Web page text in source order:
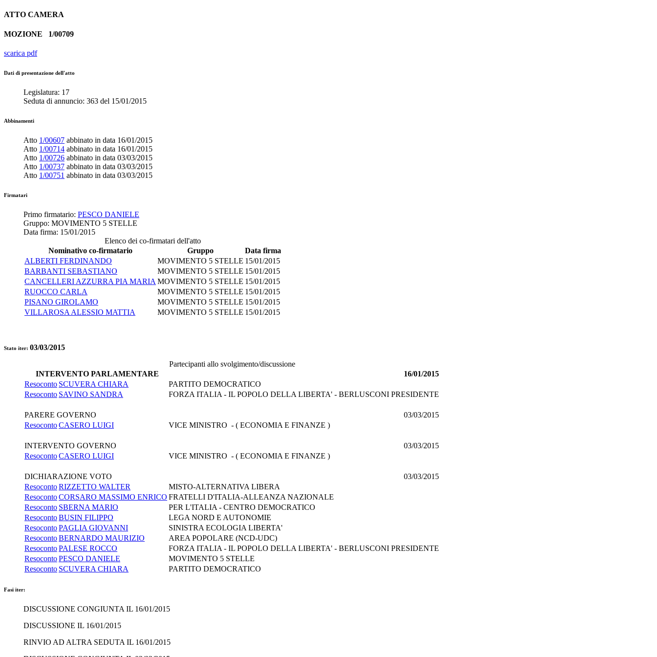
ATTO CAMERA
MOZIONE 1/00709
scarica pdf
Dati di presentazione dell'atto
Legislatura: 17
Seduta di annuncio: 363 del 15/01/2015
Abbinamenti
Atto 1/00607 abbinato in data 16/01/2015
Atto 1/00714 abbinato in data 16/01/2015
Atto 1/00726 abbinato in data 03/03/2015
Atto 1/00737 abbinato in data 03/03/2015
Atto 1/00751 abbinato in data 03/03/2015
Firmatari
Primo firmatario: PESCO DANIELE
Gruppo: MOVIMENTO 5 STELLE
Data firma: 15/01/2015
Elenco dei co-firmatari dell'atto
Nominativo co-firmatario
Gruppo
Data firma
ALBERTI FERDINANDO
MOVIMENTO 5 STELLE 15/01/2015
BARBANTI SEBASTIANO
MOVIMENTO 5 STELLE 15/01/2015
CANCELLERI AZZURRA PIA MARIA MOVIMENTO 5 STELLE 15/01/2015
RUOCCO CARLA
MOVIMENTO 5 STELLE 15/01/2015
PISANO GIROLAMO
MOVIMENTO 5 STELLE 15/01/2015
VILLAROSA ALESSIO MATTIA
MOVIMENTO 5 STELLE 15/01/2015
Stato iter: 03/03/2015
Partecipanti allo svolgimento/discussione
INTERVENTO PARLAMENTARE
16/01/2015
Resoconto SCUVERA CHIARA
PARTITO DEMOCRATICO
Resoconto SAVINO SANDRA FORZA ITALIA - IL POPOLO DELLA LIBERTA' - BERLUSCONI PRESIDENTE
PARERE GOVERNO
03/03/2015
ResocontoCASERO LUIGI VICE MINISTRO - ( ECONOMIA E FINANZE )
INTERVENTO GOVERNO
03/03/2015
ResocontoCASERO LUIGI VICE MINISTRO - ( ECONOMIA E FINANZE )
DICHIARAZIONE VOTO
03/03/2015
ResocontoRIZZETTO WALTER
MISTO-ALTERNATIVA LIBERA
ResocontoCORSARO MASSIMO ENRICO FRATELLI D'ITALIA-ALLEANZA NAZIONALE
Resoconto SBERNA MARIO
PER L'ITALIA - CENTRO DEMOCRATICO
ResocontoBUSIN FILIPPO
LEGA NORD E AUTONOMIE
ResocontoPAGLIA GIOVANNI
SINISTRA ECOLOGIA LIBERTA'
ResocontoBERNARDO MAURIZIO
AREA POPOLARE (NCD-UDC)
ResocontoPALESE ROCCO
FORZA ITALIA - IL POPOLO DELLA LIBERTA' - BERLUSCONI PRESIDENTE
ResocontoPESCO DANIELE
MOVIMENTO 5 STELLE
Resoconto SCUVERA CHIARA PARTITO DEMOCRATICO
Fasi iter:
DISCUSSIONE CONGIUNTA IL 16/01/2015
DISCUSSIONE IL 16/01/2015
RINVIO AD ALTRA SEDUTA IL 16/01/2015